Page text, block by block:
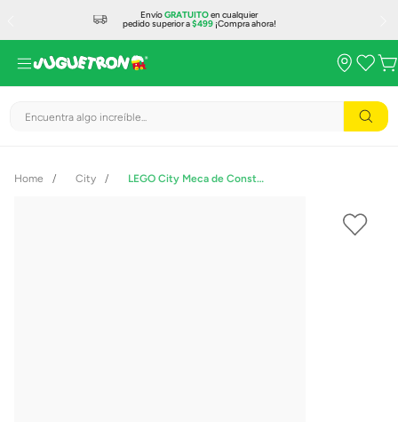
EnvíoGRATUITOen cualquier
pedido superior a$499¡Compra ahora!
Encuentra algo increíble...
City LEGO City Meca de Construcción Espacial 60428